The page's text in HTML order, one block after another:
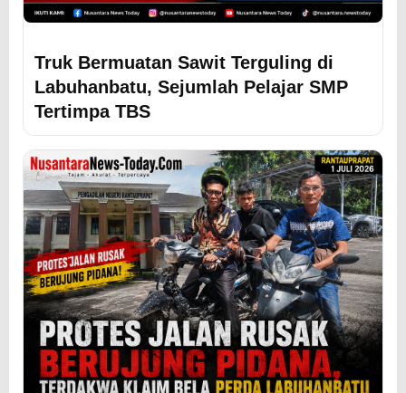
Truk Bermuatan Sawit Terguling di
Labuhanbatu, Sejumlah Pelajar SMP
Tertimpa TBS